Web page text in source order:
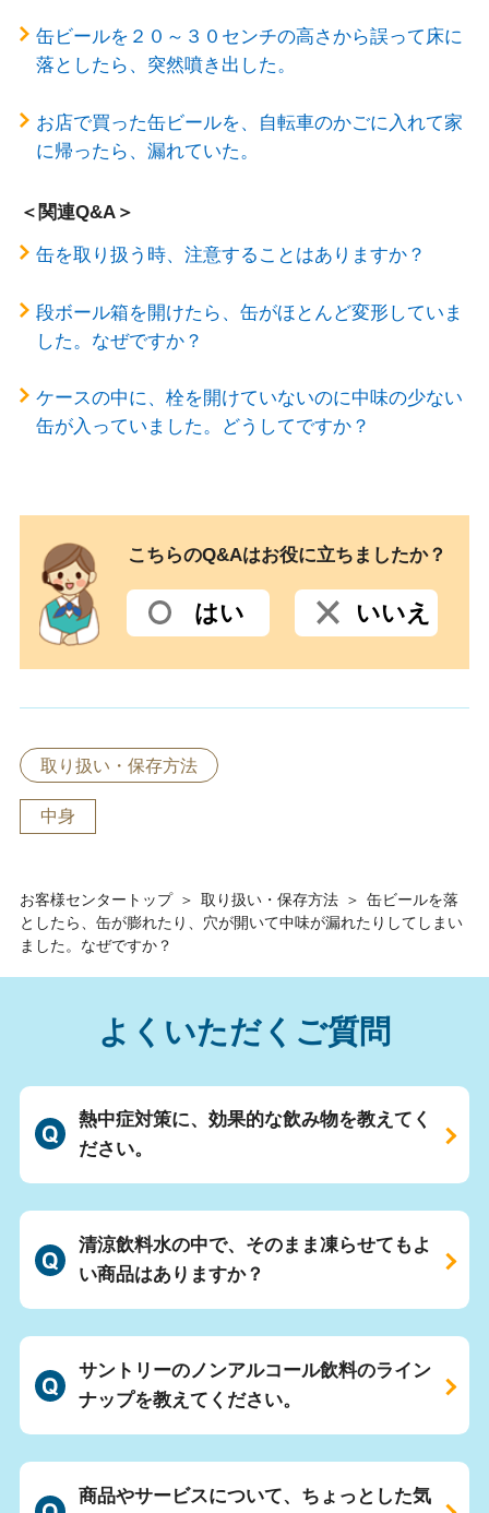
お客様センタートップ ＞ 取り扱い・保存方法 ＞ 缶ビールを落
としたら、缶が膨れたり、穴が開いて中味が漏れたりしてしまい
ました。なぜですか？
缶ビールを２０～３０センチの高さから誤って床に
落としたら、突然噴き出した。
お店で買った缶ビールを、自転車のかごに入れて家
に帰ったら、漏れていた。
＜関連Q&A＞
缶を取り扱う時、注意することはありますか？
段ボール箱を開けたら、缶がほとんど変形していま
した。なぜですか？
ケースの中に、栓を開けていないのに中味の少ない
缶が入っていました。どうしてですか？
こちらのQ&Aはお役に立ちましたか？
はい いいえ
取り扱い・保存方法
中身
よくいただくご質問
熱中症対策に、効果的な飲み物を教えてく
ださい。
清涼飲料水の中で、そのまま凍らせてもよ
い商品はありますか？
サントリーのノンアルコール飲料のライン
ナップを教えてください。
商品やサービスについて、ちょっとした気